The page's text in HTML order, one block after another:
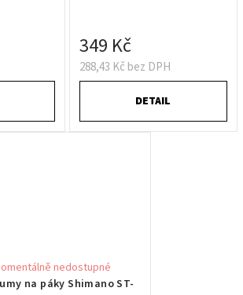
288,43 Kč bez DPH
349 Kč
DETAIL
na páky Shimano ST-
nedostupné